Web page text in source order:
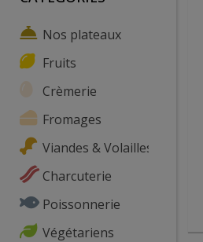
Nos plateaux
Fruits
Crèmerie
Fromages
Viandes & Volailles
Charcuterie
Poissonnerie
Végétariens